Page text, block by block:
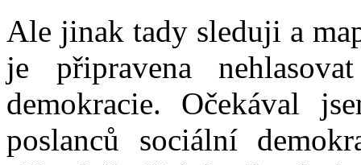
Ale jinak tady sleduji a
je připravena
demokracie. Očekával
poslanců sociální